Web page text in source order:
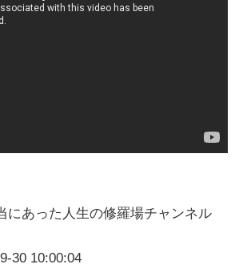
あった人生の修羅場チャンネル
30 10:00:04